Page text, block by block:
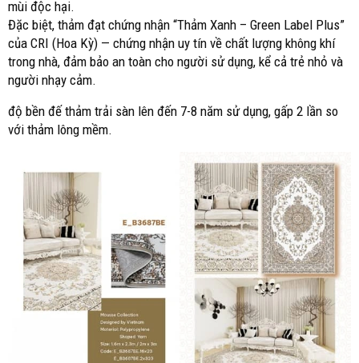
mùi độc hại.
Đặc biệt, thảm đạt chứng nhận “Thảm Xanh – Green Label Plus”
của CRI (Hoa Kỳ) — chứng nhận uy tín về chất lượng không khí
trong nhà, đảm bảo an toàn cho người sử dụng, kể cả trẻ nhỏ và
người nhạy cảm.
độ bền đế thảm trải sàn lên đến 7-8 năm sử dụng, gấp 2 lần so
với thảm lông mềm.